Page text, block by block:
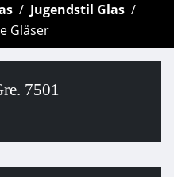
Jugendstil Glas
Gläser
7501